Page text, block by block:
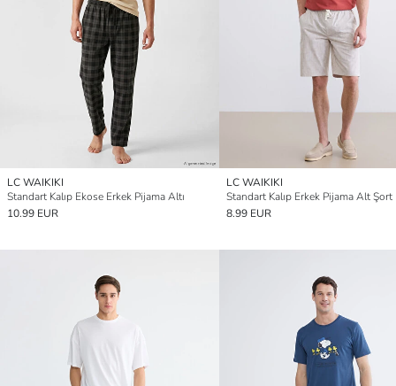
LC WAIKIKI
Standart Kalıp Ekose Erkek Pijama Altı
10.99 EUR
LC WAIKIKI
Standart Kalıp Erkek Pijama Alt Şort
8.99 EUR